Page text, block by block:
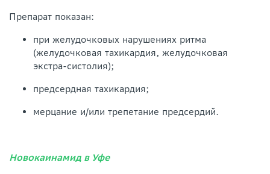
Препарат показан:
при желудочковых нарушениях ритма
(желудочковая тахикардия, желудочковая
экстра-систолия);
предсердная тахикардия;
мерцание и/или трепетание предсердий.
Новокаинамид в Уфе